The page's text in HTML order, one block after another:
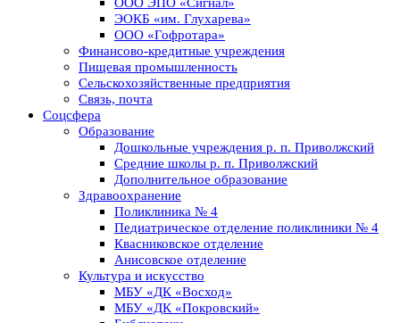
ООО ЭПО «Сигнал»
ЭОКБ «им. Глухарева»
ООО «Гофротара»
Финансово-кредитные учреждения
Пищевая промышленность
Сельскохозяйственные предприятия
Связь, почта
Соцсфера
Образование
Дошкольные учреждения р. п. Приволжский
Средние школы р. п. Приволжский
Дополнительное образование
Здравоохранение
Поликлиника № 4
Педиатрическое отделение поликлиники № 4
Квасниковское отделение
Анисовское отделение
Культура и искусство
МБУ «ДК «Восход»
МБУ «ДК «Покровский»